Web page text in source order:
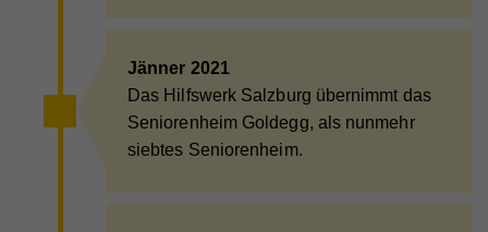
Jänner 2021
Das Hilfswerk Salzburg übernimmt das
Seniorenheim Goldegg, als nunmehr
siebtes Seniorenheim.